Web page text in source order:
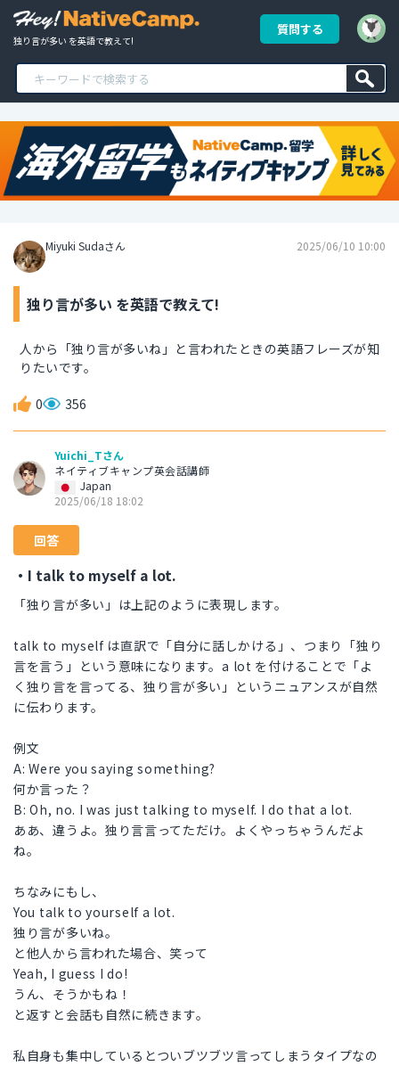
独り言が多い を英語で教えて!
質問する
Miyuki Sudaさん 2025/06/10 10:00
独り言が多い を英語で教えて!
人から「独り言が多いね」と言われたときの英語フレーズが知
りたいです。
0 356
Yuichi_Tさん
ネイティブキャンプ英会話講師
Japan
2025/06/18 18:02
回答
・I talk to myself a lot.
「独り言が多い」は上記のように表現します。
talk to myself は直訳で「自分に話しかける」、つまり「独り
言を言う」という意味になります。a lot を付けることで「よ
く独り言を言ってる、独り言が多い」というニュアンスが自然
に伝わります。
例文
A: Were you saying something?
何か言った？
B: Oh, no. I was just talking to myself. I do that a lot.
ああ、違うよ。独り言言ってただけ。よくやっちゃうんだよ
ね。
ちなみにもし、
You talk to yourself a lot.
独り言が多いね。
と他人から言われた場合、笑って
Yeah, I guess I do!
うん、そうかもね！
と返すと会話も自然に続きます。
私自身も集中しているとついブツブツ言ってしまうタイプなの